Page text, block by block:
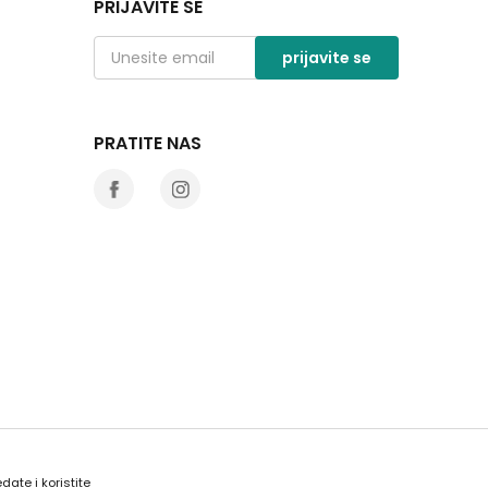
PRIJAVITE SE
prijavite se
PRATITE NAS
i koristite